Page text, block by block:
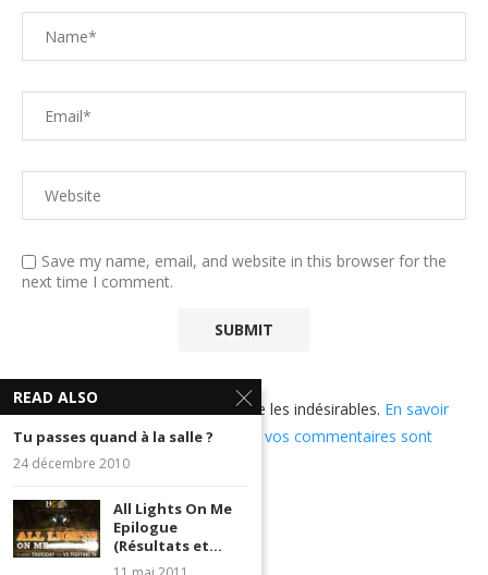
Save my name, email, and website in this browser for the
next time I comment.
Ce site utilise Akismet pour réduire les indésirables. En savoir
plus sur comment les données de vos commentaires sont
utilisées.
READ ALSO
Tu passes quand à la salle ?
24 décembre 2010
All Lights On Me
Epilogue
(Résultats et...